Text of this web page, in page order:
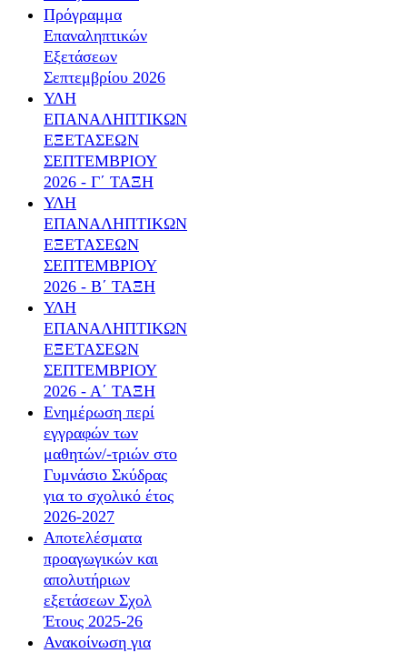
Πρόγραμμα
Επαναληπτικών
Εξετάσεων
Σεπτεμβρίου 2026
ΥΛΗ
ΕΠΑΝΑΛΗΠΤΙΚΩΝ
ΕΞΕΤΑΣΕΩΝ
ΣΕΠΤΕΜΒΡΙΟΥ
2026 - Γ΄ ΤΑΞΗ
ΥΛΗ
ΕΠΑΝΑΛΗΠΤΙΚΩΝ
ΕΞΕΤΑΣΕΩΝ
ΣΕΠΤΕΜΒΡΙΟΥ
2026 - Β΄ ΤΑΞΗ
ΥΛΗ
ΕΠΑΝΑΛΗΠΤΙΚΩΝ
ΕΞΕΤΑΣΕΩΝ
ΣΕΠΤΕΜΒΡΙΟΥ
2026 - Α΄ ΤΑΞΗ
Ενημέρωση περί
εγγραφών των
μαθητών/-τριών στο
Γυμνάσιο Σκύδρας
για το σχολικό έτος
2026-2027
Αποτελέσματα
προαγωγικών και
απολυτήριων
εξετάσεων Σχολ
Έτους 2025-26
Ανακοίνωση για